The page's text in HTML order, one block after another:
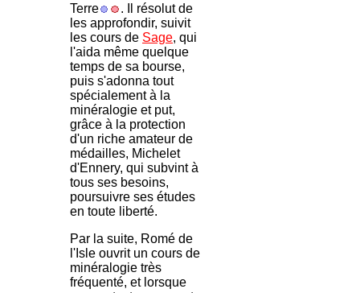
Terre
. Il résolut de
les approfondir, suivit
les cours de Sage, qui
l'aida même quelque
temps de sa bourse,
puis s'adonna tout
spécialement à la
minéralogie et put,
grâce à la protection
d'un riche amateur de
médailles, Michelet
d'Ennery, qui subvint à
tous ses besoins,
poursuivre ses études
en toute liberté.
Par la suite, Romé de
l'Isle ouvrit un cours de
minéralogie très
fréquenté, et lorsque